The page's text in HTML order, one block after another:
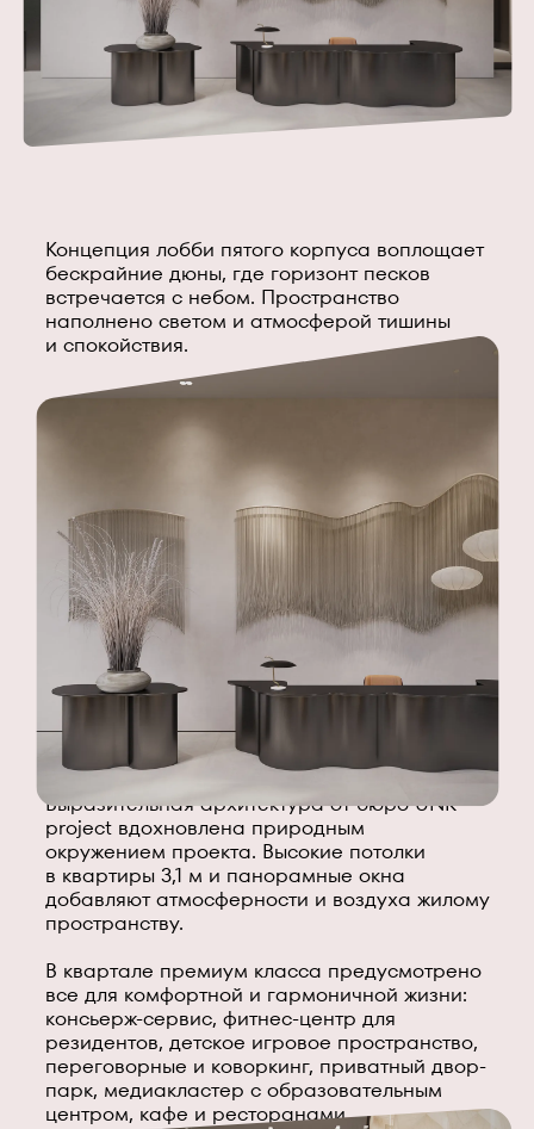
Выразительная архитектура от бюро UNK
project вдохновлена природным
окружением проекта. Высокие потолки
в квартиры 3,1 м и панорамные окна
добавляют атмосферности и воздуха жилому
пространству.
В квартале премиум класса предусмотрено
все для комфортной и гармоничной жизни:
консьерж-сервис, фитнес-центр для
резидентов, детское игровое пространство,
переговорные и коворкинг, приватный двор-
парк, медиакластер с образовательным
центром, кафе и ресторанами.
Концепция лобби пятого корпуса воплощает
бескрайние дюны, где горизонт песков
встречается с небом. Пространство
наполнено светом и атмосферой тишины
и спокойствия.